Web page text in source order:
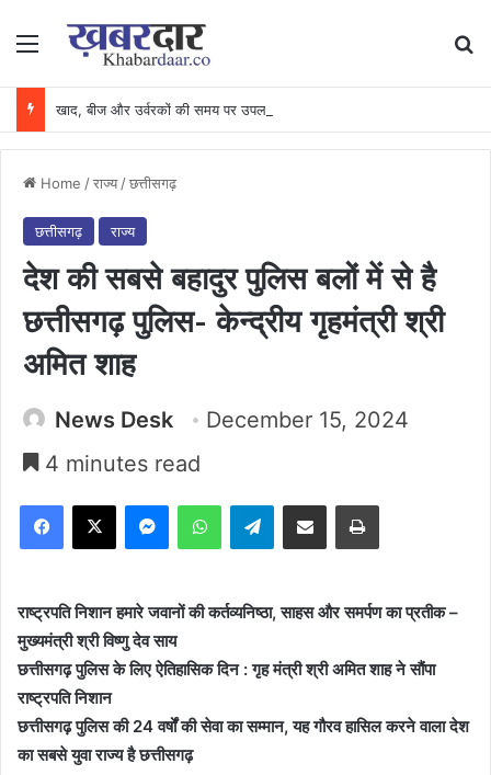
Menu
Home /राज्य /छत्तीसगढ़
छत्तीसगढ़ राज्य
देश की सबसे बहादुर पुलिस बलों में से है
छत्तीसगढ़ पुलिस- केन्द्रीय गृहमंत्री श्री
अमित शाह
News Desk
December 15, 2024
4 minutes read
Facebook
X MessengerWhatsAppTelegramShare via Email Print
राष्ट्रपति निशान हमारे जवानों की कर्तव्यनिष्ठा, साहस और समर्पण का प्रतीक –
मुख्यमंत्री श्री विष्णु देव साय
छत्तीसगढ़ पुलिस के लिए ऐतिहासिक दिन : गृह मंत्री श्री अमित शाह ने सौंपा
राष्ट्रपति निशान
छत्तीसगढ़ पुलिस की 24 वर्षों की सेवा का सम्मान, यह गौरव हासिल करने वाला देश
का सबसे युवा राज्य है छत्तीसगढ़